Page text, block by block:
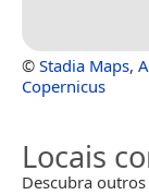
© Stadia Maps,
Copernicus
Locais
Descubra